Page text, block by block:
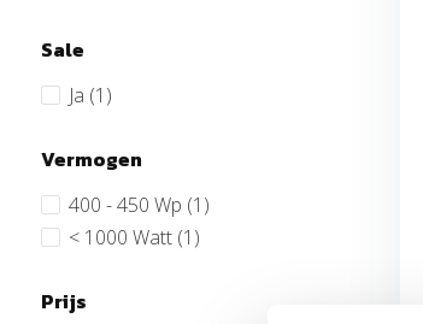
Sale
Ja (1)
Vermogen
400 - 450 Wp (1)
< 1000 Watt (1)
Prijs